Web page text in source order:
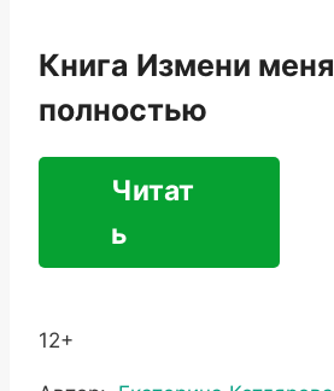
Книга Измени меня
полностью
Читат
ь
12+